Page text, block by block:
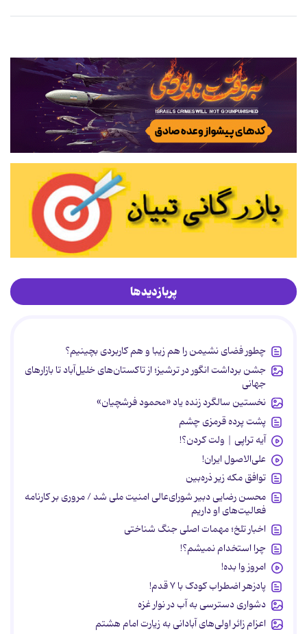
پربازدیدها
چطور فضای نشیمن را هم زیبا و هم کاربردی بچینیم؟
جشن برداشت انگور در ترشیز؛ از تاکستان‌های خلیل‌آباد تا بازارهای
جهانی
نخستین سالگرد زنده یاد «محمود فرشچیان»
پشت پرده قرمزی چشم
آیه تراپی | ولت کردن؟!
علی‌الاصول ایران!
توافق مکه زیر ذره‌بین
محسن رضایی دبیر شورای‌عالی امنیت ملی شد / مروری بر کارنامه
فعالیت‌های او داریم
اخبار تلخ؛ مهمات اصلی جنگ شناختی
چرا استخدام نمیشم؟!
امروز وا بده!
پادزهر اضطراب کودک با ۷ قدم!
دشواری دسترسی به آب در نوار غزه
اعزام زائر اولی‌های آبادانی به زیارت امام هشتم